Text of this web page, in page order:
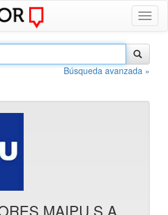
Búsqueda avanzada »
MAIPU S.A.